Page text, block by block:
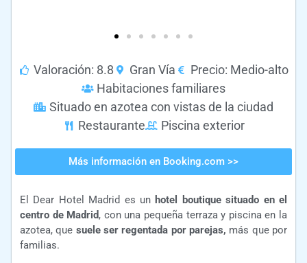
Valoración: 8.8 Gran Vía
Precio: Medio-alto
Habitaciones familiares
Situado en azotea con vistas de la ciudad
Restaurante
Piscina exterior
Más información en Booking.com >>
El Dear Hotel Madrid es un hotel boutique situado en el
centro de Madrid, con una pequeña terraza y piscina en la
azotea, que suele ser regentada por parejas, más que por
familias.